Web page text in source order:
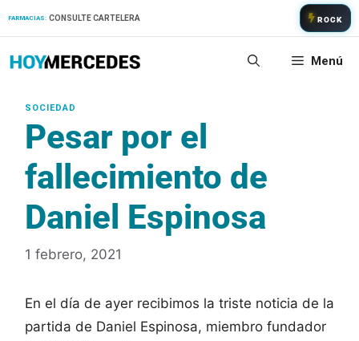
FARMACIAS: CONSULTE CARTELERA ROCK
Menú
Pesar por el
fallecimiento de
Daniel Espinosa
1 febrero, 2021
En el día de ayer recibimos la triste noticia de la
partida de Daniel Espinosa, miembro fundador